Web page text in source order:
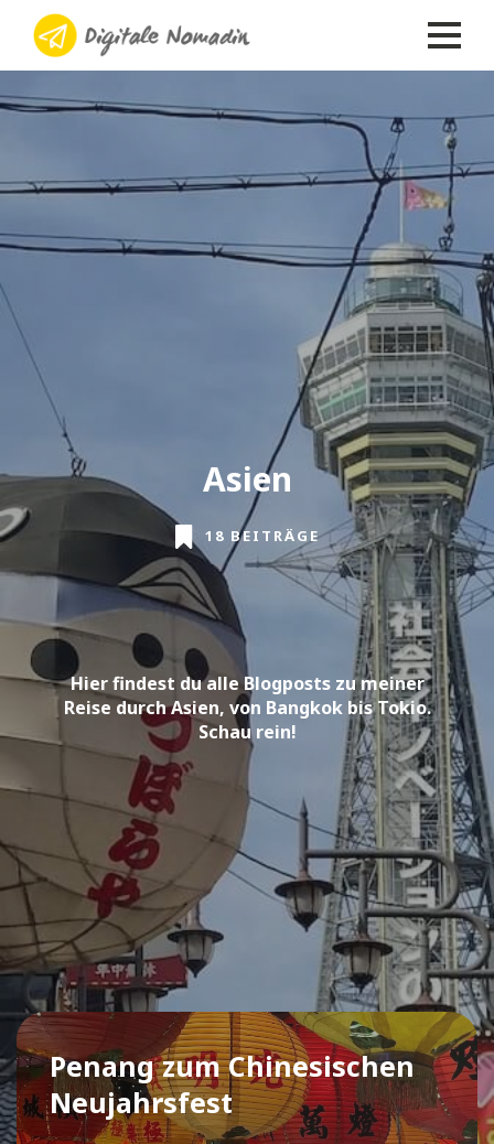
Asien
18 BEITRÄGE
Hier findest du alle Blogposts zu meiner
Reise durch Asien, von Bangkok bis Tokio.
Schau rein!
Penang zum Chinesischen
Neujahrsfest